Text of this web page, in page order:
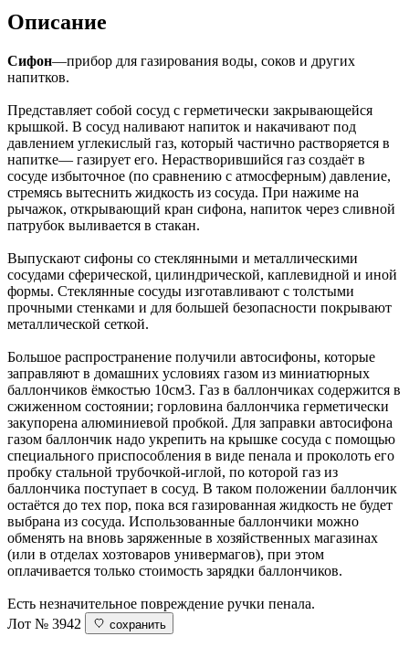
Описание
Сифон—прибор для газирования воды, соков и других
напитков.
Представляет собой сосуд с герметически закрывающейся
крышкой. В сосуд наливают напиток и накачивают под
давлением углекислый газ, который частично растворяется в
напитке— газирует его. Нерастворившийся газ создаёт в
сосуде избыточное (по сравнению с атмосферным) давление,
стремясь вытеснить жидкость из сосуда. При нажиме на
рычажок, открывающий кран сифона, напиток через сливной
патрубок выливается в стакан.
Выпускают сифоны со стеклянными и металлическими
сосудами сферической, цилиндрической, каплевидной и иной
формы. Стеклянные сосуды изготавливают с толстыми
прочными стенками и для большей безопасности покрывают
металлической сеткой.
Большое распространение получили автосифоны, которые
заправляют в домашних условиях газом из миниатюрных
баллончиков ёмкостью 10см3. Газ в баллончиках содержится в
сжиженном состоянии; горловина баллончика герметически
закупорена алюминиевой пробкой. Для заправки автосифона
газом баллончик надо укрепить на крышке сосуда с помощью
специального приспособления в виде пенала и проколоть его
пробку стальной трубочкой-иглой, по которой газ из
баллончика поступает в сосуд. В таком положении баллончик
остаётся до тех пор, пока вся газированная жидкость не будет
выбрана из сосуда. Использованные баллончики можно
обменять на вновь заряженные в хозяйственных магазинах
(или в отделах хозтоваров универмагов), при этом
оплачивается только стоимость зарядки баллончиков.
Есть незначительное повреждение ручки пенала.
Лот № 3942
сохранить